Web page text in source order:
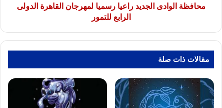
للتمورمحافظة الوادى الجديد راعيا رسميا لمهرجان القاهرة الدولى
الرابع للتمور
مقالات ذات صلة